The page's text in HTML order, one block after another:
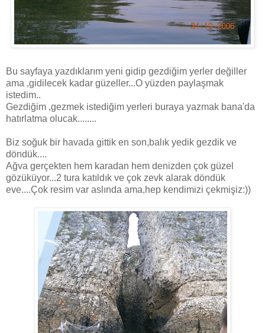
Bu sayfaya yazdıklarım yeni gidip gezdiğim yerler değiller
ama ,gidilecek kadar güzeller...O yüzden paylaşmak
istedim..
Gezdiğim ,gezmek istediğim yerleri buraya yazmak bana'da
hatırlatma olucak........
Biz soğuk bir havada gittik en son,balık yedik gezdik ve
döndük....
Ağva gerçekten hem karadan hem denizden çok güzel
gözüküyor...2 tura katıldık ve çok zevk alarak döndük
eve....Çok resim var aslında ama,hep kendimizi çekmişiz:))